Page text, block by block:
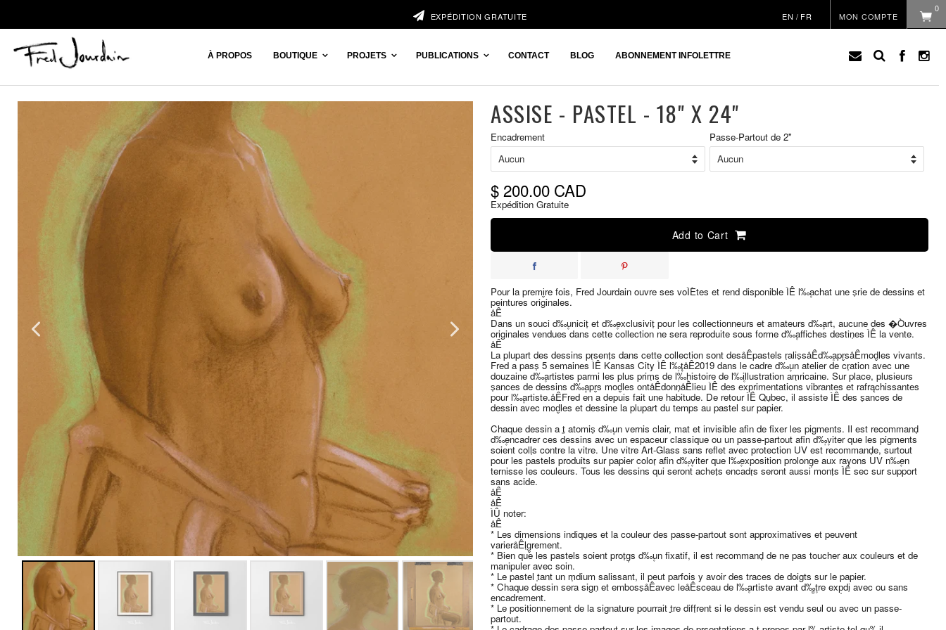
EXPÉDITION GRATUITE MON COMPTE
EN / FR
0
À PROPOS BOUTIQUE PROJETS PUBLICATIONS CONTACT BLOG ABONNEMENT INFOLETTRE
ASSISE - PASTEL - 18" X 24"
Prix
réduit
Encadrement Passe-Partout de 2"
$ 200.00 CAD
Expédition Gratuite
Add to Cart
Pour la premi̬re fois, Fred Jourdain ouvre ses voÌÈtes et rend disponible ÌÊ l‰۪achat une s̩rie de dessins et
peintures originales.
åÊ
Dans un souci d‰۪unicit̩ et d‰۪exclusivit̩ pour les collectionneurs et amateurs d‰۪art, aucune des �Òuvres
originales vendues dans cette collection ne sera reproduite sous forme d‰۪affiches destin̩es ÌÊ la vente.
åÊ
La plupart des dessins pr̩sent̩s dans cette collection sont desåÊpastels r̩alis̩såÊd‰۪apr̬såÊmod̬les vivants.
Fred a pass̩ 5 semaines ÌÊ Kansas City ÌÊ l‰۪̩t̩åÊ2019 dans le cadre d‰۪un atelier de cr̩ation avec une
douzaine d‰۪artistes parmi les plus prim̩s de l‰۪histoire de l‰۪illustration am̩ricaine. Sur place, plusieurs
s̩ances de dessins d‰۪apr̬s mod̬les ontåÊdonn̩åÊlieu ÌÊ des exp̩rimentations vibrantes et rafrąchissantes
pour l‰۪artiste.åÊFred en a depuis fait une habitude. De retour ÌÊ Qu̩bec, il assiste ÌÊ des s̩ances de
dessin avec mod̬les et dessine la plupart du temps au pastel sur papier.
Chaque dessin a ̩t̩ atomis̩ d‰۪un vernis clair, mat et invisible afin de fixer les pigments. Il est recommand̩
d‰۪encadrer ces dessins avec un espaceur classique ou un passe-partout afin d‰۪̩viter que les pigments
soient coll̩s contre la vitre. Une vitre Art-Glass sans reflet avec protection UV est recommand̩e, surtout
pour les pastels produits sur papier color̩ afin d‰۪̩viter que l‰۪exposition prolong̩e aux rayons UV n‰۪en
ternisse les couleurs. Tous les dessins qui seront achet̩s encadr̩s seront aussi mont̩s ÌÊ sec sur support
sans acide.
åÊ
åÊ
ÌÛ noter:
åÊ
* Les dimensions indiqu̩es et la couleur des passe-partout sont approximatives et peuvent
varieråÊl̩g̬rement.
* Bien que les pastels soient prot̩g̩s d‰۪un fixatif, il est recommand̩ de ne pas toucher aux couleurs et de
manipuler avec soin.
* Le pastel ̩tant un m̩dium salissant, il peut parfois y avoir des traces de doigts sur le papier.
* Chaque dessin sera sign̩ et emboss̩åÊavec leåÊsceau de l‰۪artiste avant d‰۪̻tre exp̩di̩ avec ou sans
encadrement.
* Le positionnement de la signature pourrait ̻tre diff̩rent si le dessin est vendu seul ou avec un passe-
partout.